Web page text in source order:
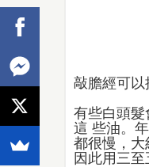
敲膽經可以​​
有些白頭
這 些油。
都很慢，大
因此用三